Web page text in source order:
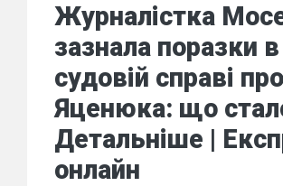
Журналістка
зазнала поразки в
судовій справі
Яценюка: що
Детальніше |
онлайн